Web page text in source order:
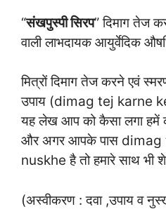
“संखपुस्पी सिरप” दिमाग तेज
वाली लाभदायक आयुर्वेदिक
मित्रों दिमाग तेज करने एवं
उपाय (dimag tej karne
यह लेख आप को कैसा लगा हमें
और अगर आपके पास
nuskhe है तो हमारे साथ भी
(अस्वीकरण : दवा ,उपाय व